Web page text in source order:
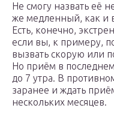
Не смогу назвать её
же медленный, как и
Есть, конечно,
если вы, к примеру,
вызвать скорую или
Но приём в
до 7 утра. В
заранее и ждать
нескольких месяцев.